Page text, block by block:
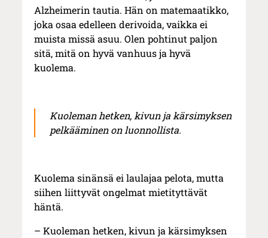
Alzheimerin tautia. Hän on matemaatikko,
joka osaa edelleen derivoida, vaikka ei
muista missä asuu. Olen pohtinut paljon
sitä, mitä on hyvä vanhuus ja hyvä
kuolema.
Kuoleman hetken, kivun ja kärsimyksen
pelkääminen on luonnollista.
Kuolema sinänsä ei laulajaa pelota, mutta
siihen liittyvät ongelmat mietityttävät
häntä.
– Kuoleman hetken, kivun ja kärsimyksen